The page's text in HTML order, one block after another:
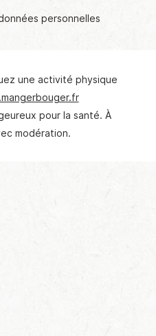
© Crédit photo : Claire Brague
personnelles
une activité physique
pour la santé. À
modération.